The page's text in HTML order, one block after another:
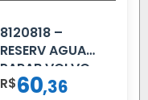
8120818 –
RESERV AGUA
PARAB VOLVO
EDC
R$60,36